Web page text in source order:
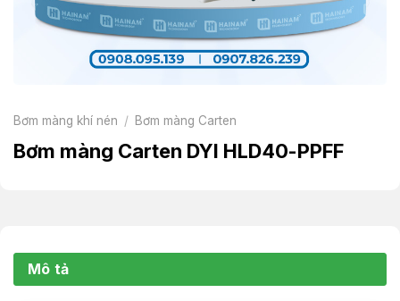
Bơm màng khí nén / Bơm màng Carten
Bơm màng Carten DYI HLD40-PPFF
Mô tả